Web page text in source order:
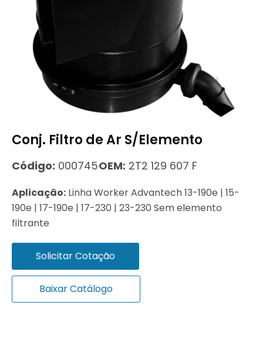
Conj. Filtro de Ar S/Elemento
Código: 000745OEM: 2T2 129 607 F
Aplicação: Linha Worker Advantech 13-190e | 15-
190e | 17-190e | 17-230 | 23-230 Sem elemento
filtrante
Solicitar Cotação
Baixar Catálogo